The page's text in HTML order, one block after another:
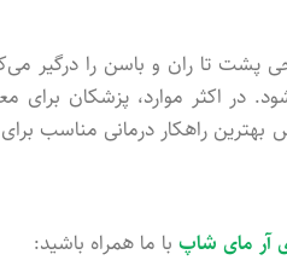
پشت تا ران و باسن را درگیر
موارد، پزشکان برای
راهکار درمانی مناسب
آر مای شاپ با ما همراه باشید: